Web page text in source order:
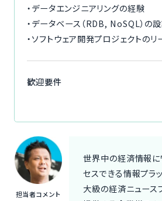
・データエンジニアリングの経験
・データベース（RDB, NoSQL）の
・ソフトウェア開発プロジェクトの
歓迎要件
担当者コメント
世界中の経済情報に
セスできる情報プラ
大級の経済ニュース